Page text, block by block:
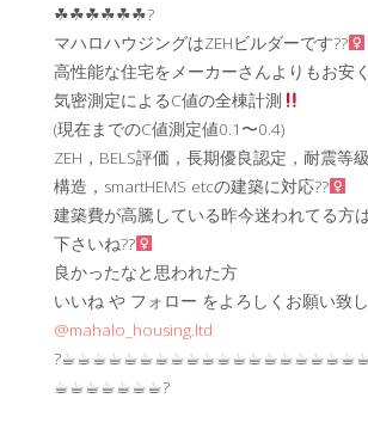
☘︎☘︎☘︎☘︎☘︎☘︎?
マハロハウジングはZEHビルダーです??‍
高性能な住宅をメーカーさんよりもお安
気密測定によるC値の全棟計測
(現在までのC値測定値0.1〜0.4)
ZEH，BELS評価，長期優良認定，耐震等
構造，smartHEMS etcの建築に対応??‍
建築費が高騰している昨今迷われてる方
下さいね??‍
良かったなと思われた方
いいね や フォロー をよろしくお願い致
@mahalo_housing.ltd
☕︎☕︎☕︎☕︎☕︎☕︎☕︎?